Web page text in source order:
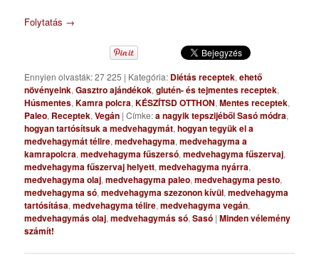
Folytatás →
Ennyien olvasták: 27 225 | Kategória: Diétás receptek,ehető
növényeink,Gasztro ajándékok,glutén- és tejmentes receptek,
Húsmentes,Kamra polcra,KÉSZÍTSD OTTHON,Mentes receptek,
Paleo, Receptek,Vegán |Címke:a nagyik tepszijéből Sasó módra,
hogyan tartósítsuk a medvehagymát,hogyan tegyük el a
medvehagymát télire,medvehagyma,medvehagyma a
kamrapolcra,medvehagyma fűszersó,medvehagyma fűszervaj,
medvehagyma fűszervaj helyett,medvehagyma nyárra,
medvehagyma olaj,medvehagyma paleo,medvehagyma pesto,
medvehagyma só,medvehagyma szezonon kívül,medvehagyma
tartósítása,medvehagyma télire,medvehagyma vegán,
medvehagymás olaj,medvehagymás só,Sasó |Minden vélemény
számít!